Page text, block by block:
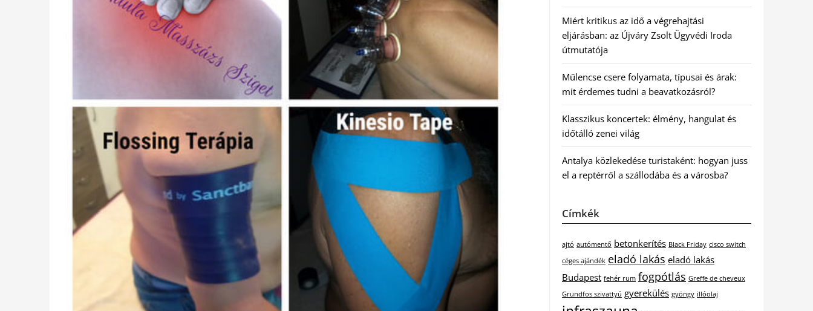
Miért kritikus az idő a végrehajtási
eljárásban: az Újváry Zsolt Ügyvédi Iroda
útmutatója
Műlencse csere folyamata, típusai és árak:
mit érdemes tudni a beavatkozásról?
Klasszikus koncertek: élmény, hangulat és
időtálló zenei világ
Antalya közlekedése turistaként: hogyan juss
el a reptérről a szállodába és a városba?
Címkék
ajtó autómentő betonkerítés Black Friday cisco switch
céges ajándék eladó lakás eladó lakás
Budapest fehér rum fogpótlás Greffe de cheveux
Grundfos szivattyú gyerekülés gyöngy illóolaj